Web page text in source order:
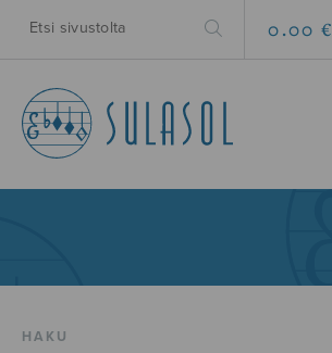
0.00 €
HAKU